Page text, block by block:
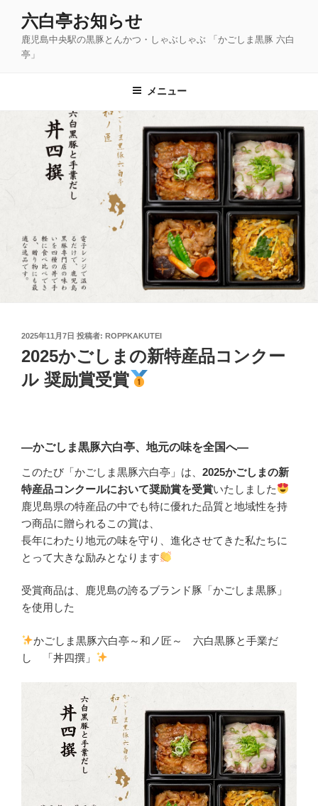
ス
六白亭お知らせ
鹿児島中央駅の黒豚とんかつ・しゃぶしゃぶ 「かごしま黒豚 六白
亭」
メニュー
投
日:
2025年11月7日 投稿者: ROPPKAKUTEI
2025かごしまの新特産品コンクー
ル 奨励賞受賞
―かごしま黒豚六白亭、地元の味を全国へ―
このたび「かごしま黒豚六白亭」は、 2025かごしまの新
特産品コンクールにおいて奨励賞を受賞いたしました
鹿児島県の特産品の中でも特に優れた品質と地域性を持
つ商品に贈られるこの賞は、
長年にわたり地元の味を守り、進化させてきた私たちに
とって大きな励みとなります
受賞商品は、鹿児島の誇るブランド豚「かごしま黒豚」
を使用した
かごしま黒豚六白亭～和ノ匠～ 六白黒豚と手業だ
し 「丼四撰」